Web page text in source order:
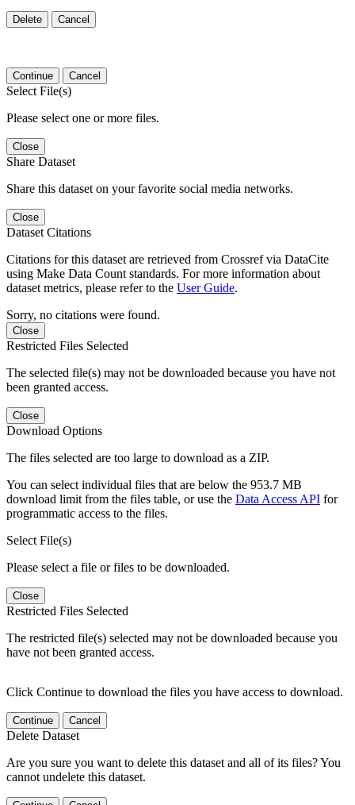
Delete Cancel
Continue Cancel
Select File(s)
Please select one or more files.
Close
Share Dataset
Share this dataset on your favorite social media networks.
Close
Dataset Citations
Citations for this dataset are retrieved from Crossref via DataCite
using Make Data Count standards. For more information about
dataset metrics, please refer to the User Guide.
Sorry, no citations were found.
Close
Restricted Files Selected
The selected file(s) may not be downloaded because you have not
been granted access.
Close
Download Options
The files selected are too large to download as a ZIP.
You can select individual files that are below the 953.7 MB
download limit from the files table, or use the Data Access API for
programmatic access to the files.
Select File(s)
Please select a file or files to be downloaded.
Close
Restricted Files Selected
The restricted file(s) selected may not be downloaded because you
have not been granted access.
Click Continue to download the files you have access to download.
Continue Cancel
Delete Dataset
Are you sure you want to delete this dataset and all of its files? You
cannot undelete this dataset.